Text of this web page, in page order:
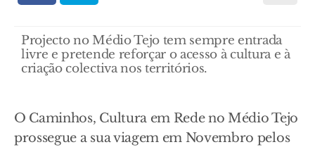
Projecto no Médio Tejo tem sempre entrada
livre e pretende reforçar o acesso à cultura e à
criação colectiva nos territórios.
O Caminhos, Cultura em Rede no Médio Tejo
prossegue a sua viagem em Novembro pelos